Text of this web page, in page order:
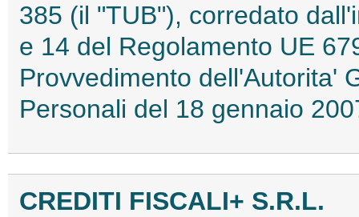
385 (il "TUB"), corredato
e 14 del Regolamento UE
Provvedimento dell'Autorita'
Personali del 18 gennaio
CREDITI FISCALI+ S.R.L.